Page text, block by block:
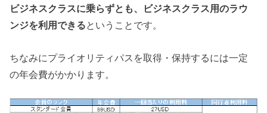
ビジネスクラスに乗らずとも、ビジネスクラス用のラウ
ンジを利用できるということです。
ちなみにプライオリティパスを取得・保持するには一定
の年会費がかかります。